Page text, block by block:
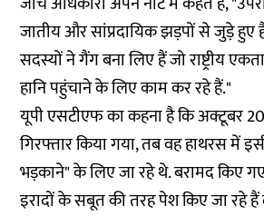
जातीय और सांप्रदायिक झड़पों से जुड़े
सदस्यों ने गैंग बना लिए हैं जो राष्ट्रीय
हानि पहुंचाने के लिए काम कर रहे हैं."
यूपी एसटीएफ का कहना है कि अक्टूबर
गिरफ्तार किया गया, तब वह हाथरस में
भड़काने" के लिए जा रहे थे. बरामद किए
इरादों के सबूत की तरह पेश किए जा रहे